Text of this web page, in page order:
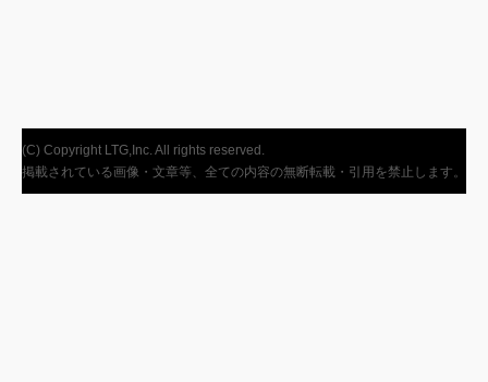
(C) Copyright LTG,Inc. All rights reserved.
掲載されている画像・文章等、全ての内容の無断転載・引用を禁止します。